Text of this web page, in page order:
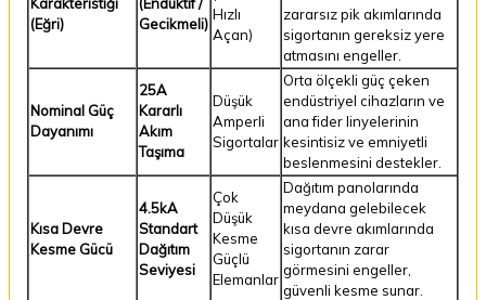
(Eğri)
Gecikmeli)
Hızlı
Açan)
zararsız pik akımlarında
sigortanın gereksiz yere
atmasını engeller.
Nominal Güç
Dayanımı
25A
Kararlı
Akım
Taşıma
Düşük
Amperli
Sigortalar
Orta ölçekli güç çeken
endüstriyel cihazların ve
ana fider linyelerinin
kesintisiz ve emniyetli
beslenmesini destekler.
Kısa Devre
Kesme Gücü
4.5kA
Standart
Dağıtım
Seviyesi
Çok
Düşük
Kesme
Güçlü
Elemanlar
Dağıtım panolarında
meydana gelebilecek
kısa devre akımlarında
sigortanın zarar
görmesini engeller,
güvenli kesme sunar.